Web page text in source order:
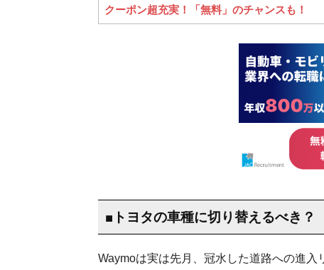
クーポン超充実！「無料」のチャンスも！
■トヨタの車種に切り替えるべき？
Waymoは実は先月、冠水した道路への進